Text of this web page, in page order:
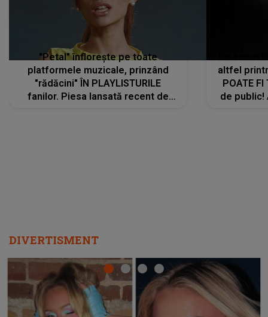
"Petal" înflorește pe toate
platformele muzicale, prinzând
"rădăcini" ÎN PLAYLISTURILE
fanilor. Piesa lansată recent de
altfel
POATE FI
de public!
DIVERTISMENT